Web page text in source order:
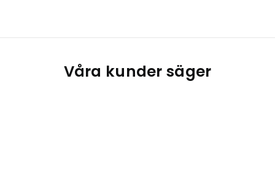
Våra kunder säger